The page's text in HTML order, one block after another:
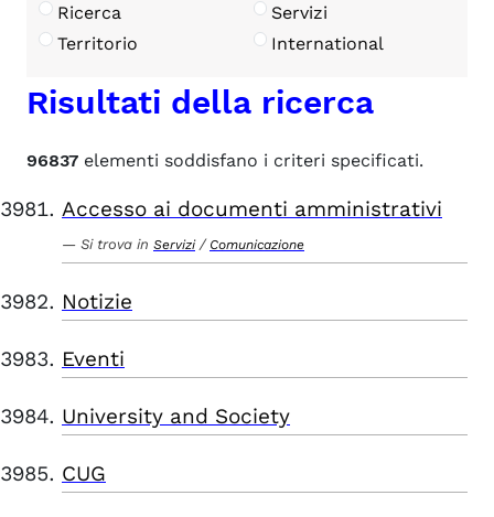
Ricerca
Servizi
Territorio
International
Risultati della ricerca
96837 elementi soddisfano i criteri specificati.
Accesso ai documenti amministrativi
Si trova in Servizi / Comunicazione
Notizie
Eventi
University and Society
CUG